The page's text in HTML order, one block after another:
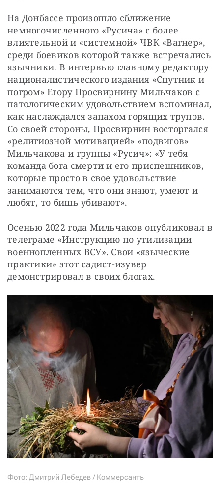
На Донбассе произошло сближение
немногочисленного «Русича» с более
влиятельной и «системной» ЧВК «Вагнер»,
среди боевиков которой также встречались
язычники. В интервью главному редактору
националистического издания «Спутник и
погром» Егору Просвирнину Мильчаков с
патологическим удовольствием вспоминал,
как наслаждался запахом горящих трупов.
Со своей стороны, Просвирнин восторгался
«религиозной мотивацией» «подвигов»
Мильчакова и группы «Русич»: «У тебя
команда бога смерти и его приспешников,
которые просто в свое удовольствие
занимаются тем, что они знают, умеют и
любят, то бишь убивают».
Осенью 2022 года Мильчаков опубликовал в
телеграме «Инструкцию по утилизации
военнопленных ВСУ». Свои «языческие
практики» этот садист-изувер
демонстрировал в своих блогах.
Фото: Дмитрий Лебедев / Коммерсантъ